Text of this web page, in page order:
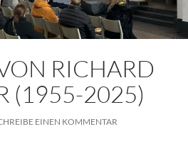
RICHARD
(1955-2025)
EINEN KOMMENTAR